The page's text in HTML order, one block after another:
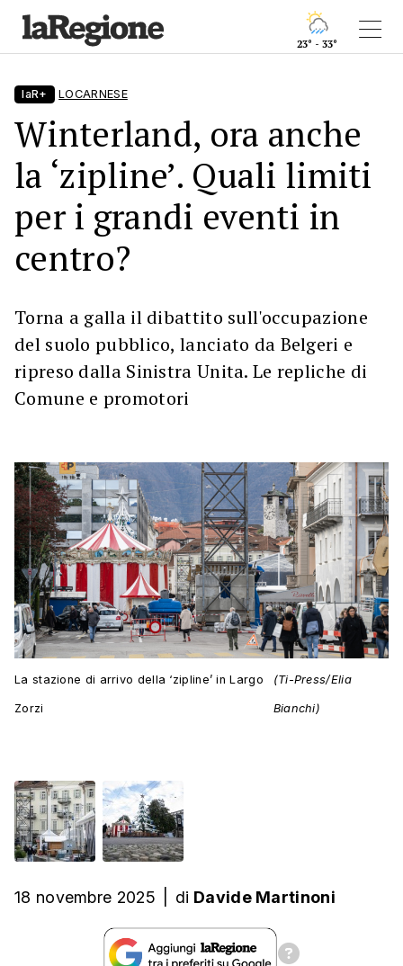
23° - 33°
laR+ LOCARNESE
Winterland, ora anche
la ‘zipline’. Quali limiti
per i grandi eventi in
centro?
Torna a galla il dibattito sull'occupazione
del suolo pubblico, lanciato da Belgeri e
ripreso dalla Sinistra Unita. Le repliche di
Comune e promotori
La stazione di arrivo della ‘zipline’ in Largo
Zorzi
(Ti-Press/Elia
Bianchi)
18 novembre 2025 di Davide Martinoni